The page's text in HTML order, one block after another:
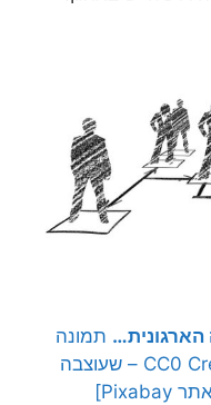
הארגונית… תמונה
חופשית – CC0 Creative Commons – שעוצבה